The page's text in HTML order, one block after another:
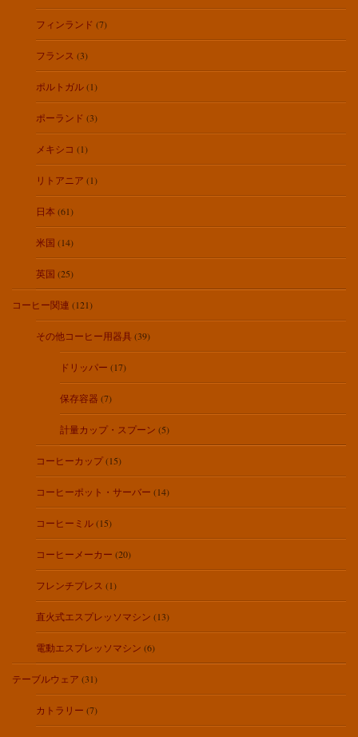
フィンランド (7)
フランス (3)
ポルトガル(1)
ポーランド (3)
メキシコ (1)
リトアニア (1)
日本 (61)
米国 (14)
英国 (25)
コーヒー関連 (121)
その他コーヒー用器具 (39)
ドリッパー (17)
保存容器 (7)
計量カップ・スプーン (5)
コーヒーカップ(15)
コーヒーポット・サーバー (14)
コーヒーミル(15)
コーヒーメーカー (20)
フレンチプレス (1)
直火式エスプレッソマシン (13)
電動エスプレッソマシン (6)
テーブルウェア (31)
カトラリー (7)